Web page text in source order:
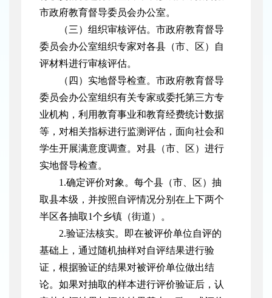
市政府教育督导委员会办公室。
（三）组织审核评估。市政府教育督导
委员会办公室组织专家对各县（市、区）自
评材料进行审核评估。
（四）实地督导检查。市政府教育督导
委员会办公室组织有关专家或委托第三方专
业机构，利用教育事业和教育经费统计数据
等，对相关指标进行监测评估，面向社会和
学生开展满意度调查。对县（市、区）进行
实地督导检查。
1.确定评价对象。每个县（市、区）抽
取县本级，并按照自评情况分别在上下两个
半区各抽取1个乡镇（街道）。
2.验证法核实。即在被评价单位自评的
基础上，通过随机抽样对自评结果进行验
证，根据验证的结果对被评价单位做出结
论。如果对抽取的样本进行评价验证后，认